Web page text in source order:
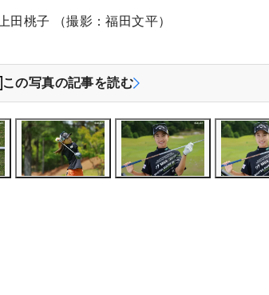
田桃子 （撮影：福田文平）
この写真の記事を読む